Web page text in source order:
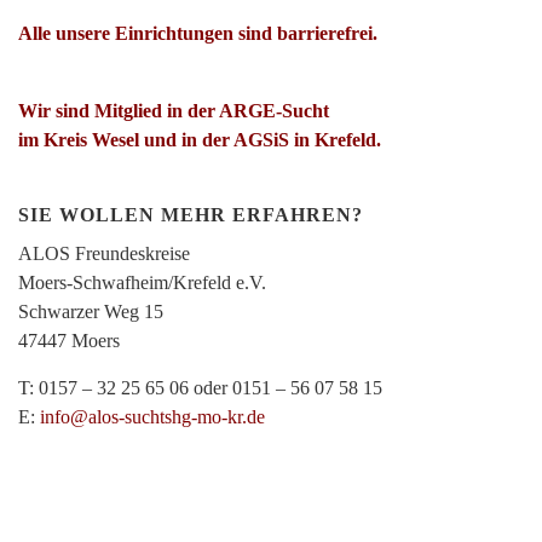
Alle unsere Einrichtungen sind barrierefrei.
Wir sind Mitglied in der ARGE-Sucht
im Kreis Wesel und in der AGSiS in Krefeld.
SIE WOLLEN MEHR ERFAHREN?
ALOS Freundeskreise
Moers-Schwafheim/Krefeld e.V.
Schwarzer Weg 15
47447 Moers
T: 0157 – 32 25 65 06 oder 0151 – 56 07 58 15
E: info@alos-suchtshg-mo-kr.de